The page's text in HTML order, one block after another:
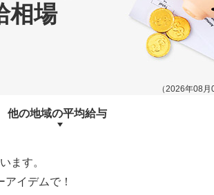
相場
（2026年08
他の地域の平均給与
ます。
イデムで！